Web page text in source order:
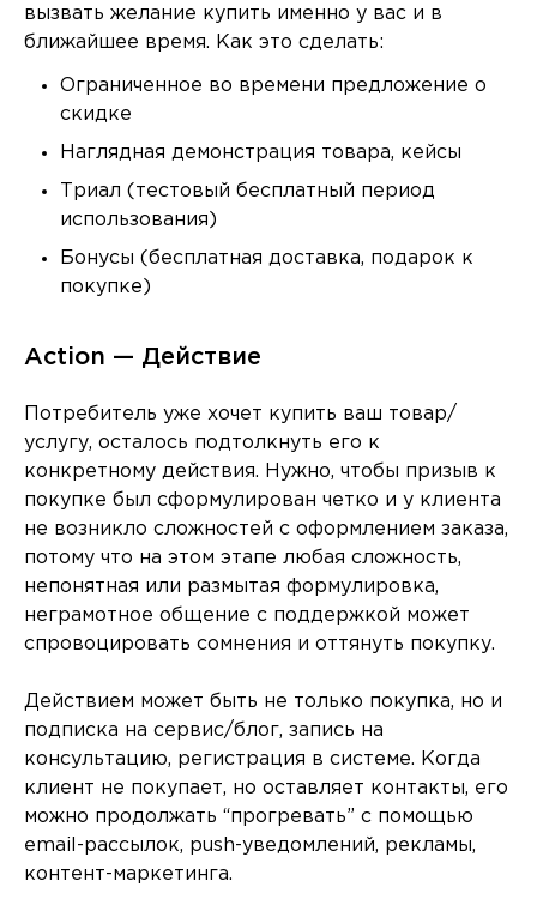
вызвать желание купить именно у вас и в
ближайшее время. Как это сделать:
Ограниченное во времени предложение о
скидке
Наглядная демонстрация товара, кейсы
Триал (тестовый бесплатный период
использования)
Бонусы (бесплатная доставка, подарок к
покупке)
Action — Действие
Потребитель уже хочет купить ваш товар/
услугу, осталось подтолкнуть его к
конкретному действия. Нужно, чтобы призыв к
покупке был сформулирован четко и у клиента
не возникло сложностей с оформлением заказа,
потому что на этом этапе любая сложность,
непонятная или размытая формулировка,
неграмотное общение с поддержкой может
спровоцировать сомнения и оттянуть покупку.
Действием может быть не только покупка, но и
подписка на сервис/блог, запись на
консультацию, регистрация в системе. Когда
клиент не покупает, но оставляет контакты, его
можно продолжать “прогревать” с помощью
email-рассылок, push-уведомлений, рекламы,
контент-маркетинга.